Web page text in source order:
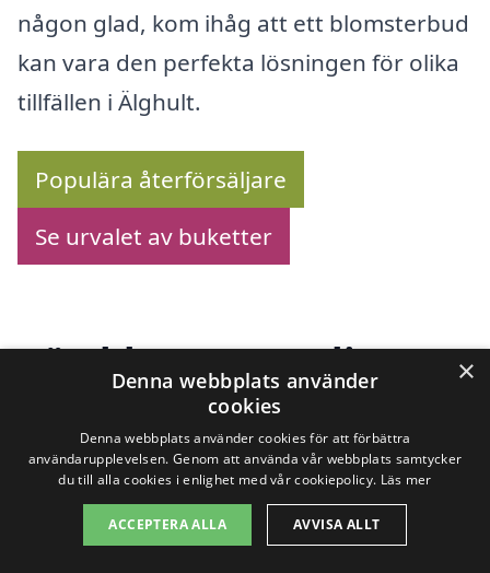
någon glad, kom ihåg att ett blomsterbud
kan vara den perfekta lösningen för olika
tillfällen i Älghult.
Populära återförsäljare
Se urvalet av buketter
Köp blommor online –
Se utbudet här!
Letar du efter ett pålitligtblomsterbud i
? Du har kommit rätt! Vår
×
Denna webbplats använder
cookies
Denna webbplats använder cookies för att förbättra
användarupplevelsen. Genom att använda vår webbplats samtycker
du till alla cookies i enlighet med vår cookiepolicy. Läs mer
ACCEPTERA ALLA AVVISA ALLT